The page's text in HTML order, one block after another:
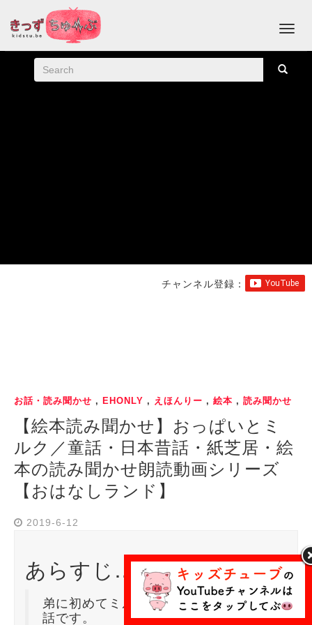
チャンネル登録：
お話・読み聞かせ , EHONLY , えほんりー , 絵本 , 読み聞かせ
【絵本読み聞かせ】おっぱいとミ
ルク／童話・日本昔話・紙芝居・絵
本の読み聞かせ朗読動画シリーズ
【おはなしランド】
2019-6-12
あらすじ…
弟に初めてミルクをあげる女の子のお
話です。